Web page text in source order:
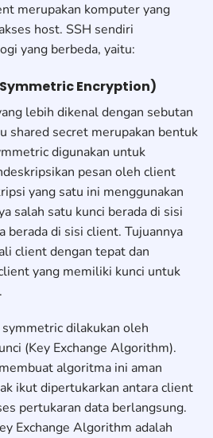
merupakan komputer yang
host. SSH sendiri
yang berbeda, yaitu:
Encryption)
lebih dikenal dengan sebutan
shared secret merupakan bentuk
digunakan untuk
pesan oleh client
yang satu ini menggunakan
salah satu kunci berada di sisi
berada di sisi client. Tujuannya
client dengan tepat dan
yang memiliki kunci untuk
dilakukan oleh
(Key Exchange Algorithm).
algoritma ini aman
ikut dipertukarkan antara client
pertukaran data berlangsung.
Exchange Algorithm adalah